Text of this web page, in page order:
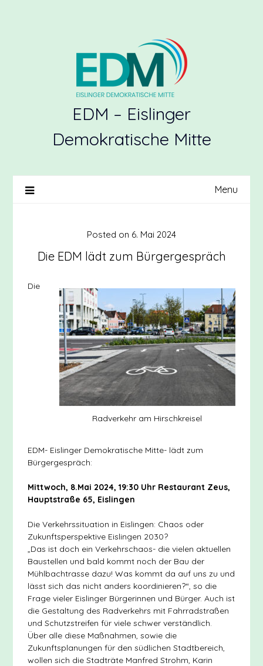
EDM – Eislinger
Demokratische Mitte
Menu
Die EDM lädt zum Bürgergespräch
Posted on 6. Mai 2024
Radverkehr am Hirschkreisel
Die
EDM- Eislinger Demokratische Mitte- lädt zum
Bürgergespräch:
Mittwoch, 8.Mai 2024, 19:30 Uhr Restaurant Zeus,
Hauptstraße 65, Eislingen
Die Verkehrssituation in Eislingen: Chaos oder
Zukunftsperspektive Eislingen 2030?
„Das ist doch ein Verkehrschaos- die vielen aktuellen
Baustellen und bald kommt noch der Bau der
Mühlbachtrasse dazu! Was kommt da auf uns zu und
lässt sich das nicht anders koordinieren?“, so die
Frage vieler Eislinger Bürgerinnen und Bürger. Auch ist
die Gestaltung des Radverkehrs mit Fahrradstraßen
und Schutzstreifen für viele schwer verständlich.
Über alle diese Maßnahmen, sowie die
Zukunftsplanungen für den südlichen Stadtbereich,
wollen sich die Stadträte Manfred Strohm, Karin